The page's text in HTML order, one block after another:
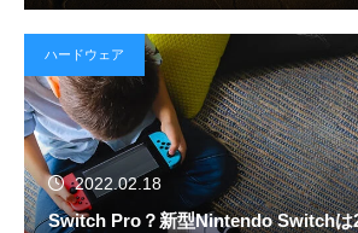
ハードウェア
2022.02.18
Switch Pro？新型Nintendo Switchは